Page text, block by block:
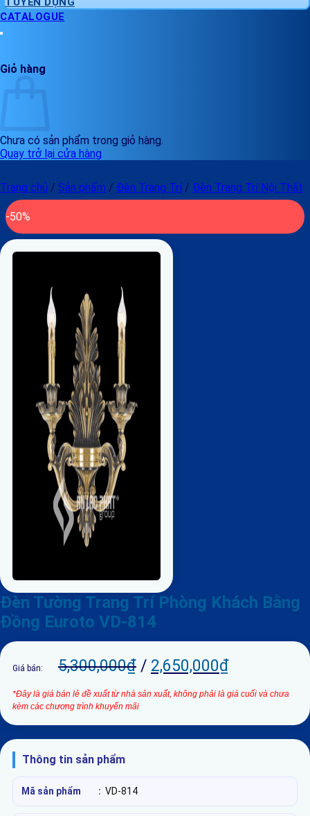
CATALOGUE
Giỏ hàng
Chưa có sản phẩm trong giỏ hàng.
Quay trở lại cửa hàng
Trang chủ / Sản phẩm / Đèn Trang Trí / Đèn Trang Trí Nội Thất
-50%
Đèn Tường Trang Trí Phòng Khách Bằng
Đồng Euroto VD-814
Giá bán: 5,300,000₫ / 2,650,000₫
*Đây là giá bán lẻ đề xuất từ nhà sản xuất, không phải là giá cuối và chưa
kèm các chương trình khuyến mãi
Thông tin sản phẩm
Mã sản phẩm : VD-814